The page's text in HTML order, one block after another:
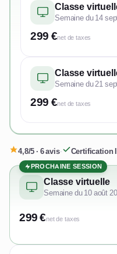
Classe
Semaine du 14
299 €net de taxes
Classe
Semaine du 21
299 €net de taxes
4,8/5 · 6 avis· Certification
PROCHAINE SESSION
Classe virtuelle
Semaine du 10 août
299 €net de taxes